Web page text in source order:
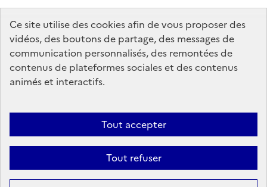
Ce site utilise des cookies afin de vous proposer des
vidéos, des boutons de partage, des messages de
communication personnalisés, des remontées de
contenus de plateformes sociales et des contenus
animés et interactifs.
Tout accepter
Tout refuser
legifrance.gouv.fr
info.gouv.fr
service-public.gouv.fr
data.gouv.fr
Crédits Accessibilité : partiellement conforme
Mentions légales
Politique d’utilisation des témoins de connexion (cookies)
générale de protection des données
Nous contacter